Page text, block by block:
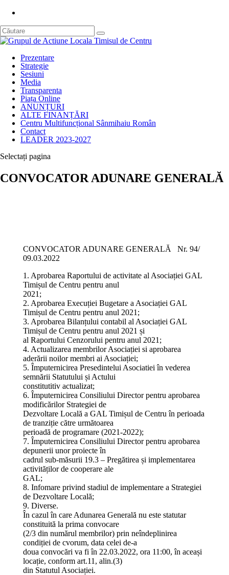
Prezentare
Strategie
Sesiuni
Media
Transparenta
Piața Online
ANUNȚURI
ALTE FINANȚĂRI
Centru Multifuncțional Sânmihaiu Român
Contact
LEADER 2023-2027
Selectați pagina
CONVOCATOR ADUNARE GENERALĂ
CONVOCATOR ADUNARE GENERALĂ Nr. 94/
09.03.2022
1. Aprobarea Raportului de activitate al Asociației GAL
Timișul de Centru pentru anul
2021;
2. Aprobarea Execuției Bugetare a Asociației GAL
Timișul de Centru pentru anul 2021;
3. Aprobarea Bilanțului contabil al Asociației GAL
Timișul de Centru pentru anul 2021 și
al Raportului Cenzorului pentru anul 2021;
4. Actualizarea membrilor Asociației si aprobarea
aderării noilor membri ai Asociației;
5. Împuternicirea Presedintelui Asociatiei în vederea
semnării Statutului și Actului
constitutitiv actualizat;
6. Împuternicirea Consiliului Director pentru aprobarea
modificărilor Strategiei de
Dezvoltare Locală a GAL Timișul de Centru în perioada
de tranziție către următoarea
perioadă de programare (2021-2022);
7. Împuternicirea Consiliului Director pentru aprobarea
depunerii unor proiecte în
cadrul sub-măsurii 19.3 – Pregătirea și implementarea
activităților de cooperare ale
GAL;
8. Infomare privind stadiul de implementare a Strategiei
de Dezvoltare Locală;
9. Diverse.
În cazul în care Adunarea Generală nu este statutar
constituită la prima convocare
(2/3 din numărul membrilor) prin neîndeplinirea
condiției de cvorum, data celei de-a
doua convocări va fi în 22.03.2022, ora 11:00, în aceași
locație, conform art.11, alin.(3)
din Statutul Asociației.